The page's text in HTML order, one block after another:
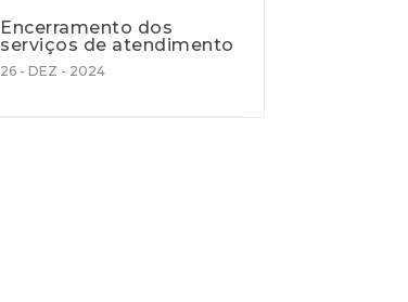
Encerramento dos
serviços de atendimento
26 - DEZ - 2024